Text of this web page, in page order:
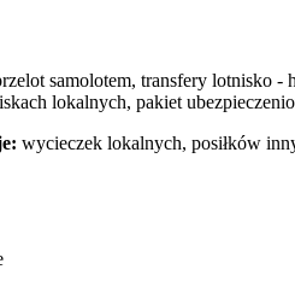
samolotem, transfery lotnisko
lokalnych, pakiet
wycieczek lokalnych, posiłków